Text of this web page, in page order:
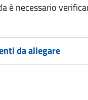
è necessario
da allegare